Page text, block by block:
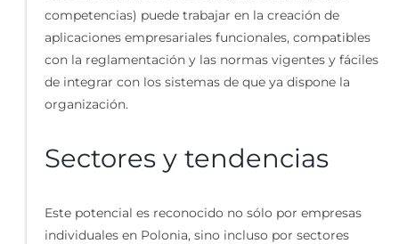
competencias) puede trabajar en la creación de
aplicaciones empresariales funcionales, compatibles
con la reglamentación y las normas vigentes y fáciles
de integrar con los sistemas de que ya dispone la
organización.
Sectores y tendencias
Este potencial es reconocido no sólo por empresas
individuales en Polonia, sino incluso por sectores